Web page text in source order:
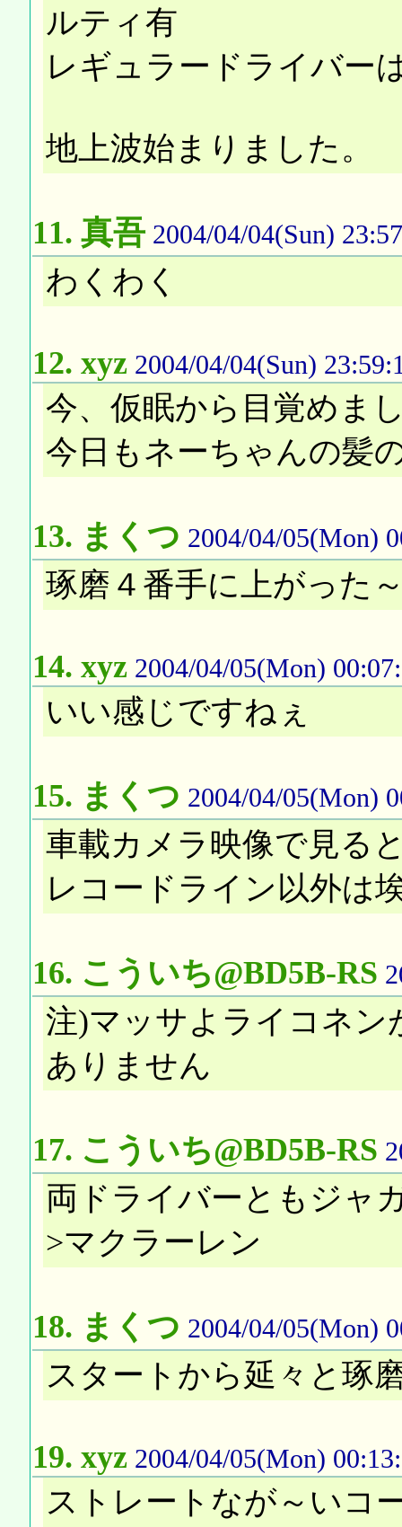
ルティ有
レギュラードライバー
地上波始まりました。
11. 真吾 2004/04/04(Sun)
わくわく
12. xyz 2004/04/04(Sun)
今、仮眠から目覚めま
今日もネーちゃんの髪
13. まくつ 2004/04/05(Mon)
琢磨４番手に上がった
14. xyz 2004/04/05(Mon)
いい感じですねぇ
15. まくつ 2004/04/05(Mon)
車載カメラ映像で見る
レコードライン以外
16. こういち@BD5B-RS
注)マッサよライコネ
ありません
17. こういち@BD5B-RS
両ドライバーともジャ
>マクラーレン
18. まくつ 2004/04/05(Mon)
スタートから延々と琢
19. xyz 2004/04/05(Mon)
ストレートなが～いコ